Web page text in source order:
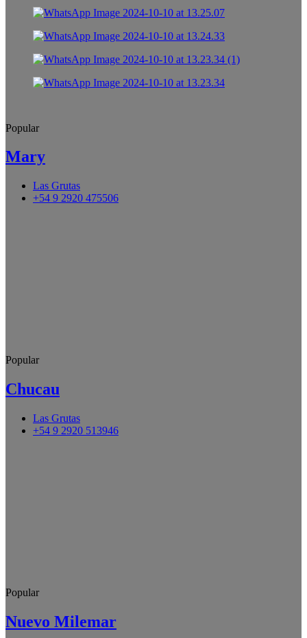
Popular
Mary
Las Grutas
+54 9 2920 475506
Popular
Chucau
Las Grutas
+54 9 2920 513946
Popular
Nuevo Milemar